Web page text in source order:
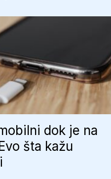
dok je na
šta kažu